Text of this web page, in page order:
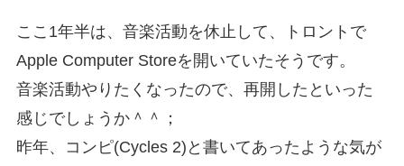
ここ1年半は、音楽活動を休止して、トロントで
Apple Computer Storeを開いていたそうです。
音楽活動やりたくなったので、再開したといった
感じでしょうか＾＾；
昨年、コンピ(Cycles 2)と書いてあったような気が